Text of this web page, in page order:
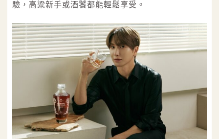
驗，高粱新手或酒饕都能輕鬆享受。